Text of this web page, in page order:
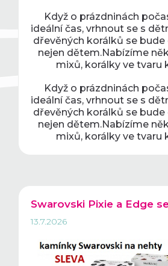
Když o prázdninách
ideální čas, vrhnout se s
dřevěných korálků se
nejen dětem.Nabízíme
mixů, korálky ve tvaru
Když o prázdninách
ideální čas, vrhnout se s
dřevěných korálků se
nejen dětem.Nabízíme
mixů, korálky ve tvaru
Swarovski Pixie a Edge
13.7.2026